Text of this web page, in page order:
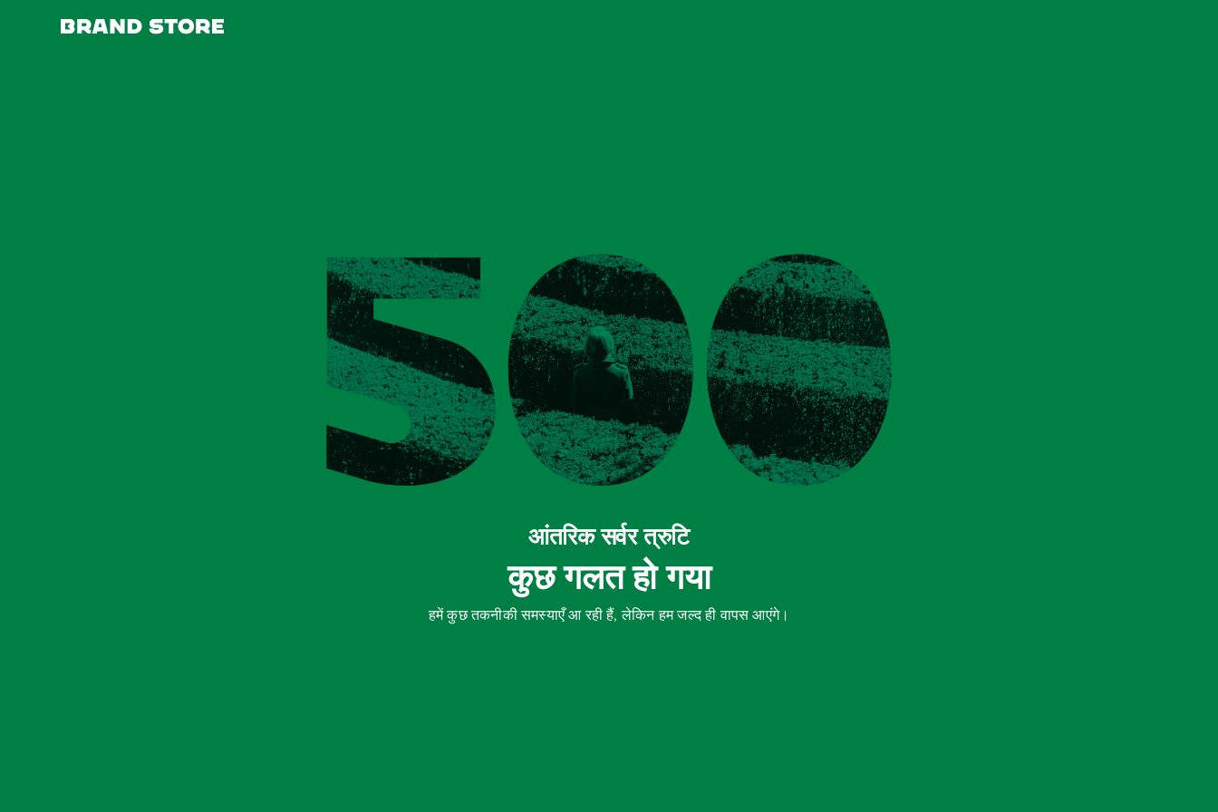
आंतरिक सर्वर त्रुटि
कुछ गलत हो गया
हमें कुछ तकनीकी समस्याएँ आ रही हैं, लेकिन हम जल्द ही वापस आएंगे।